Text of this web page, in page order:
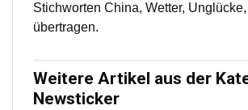
Stichworten China, Wetter,
übertragen.
Weitere Artikel aus der
Newsticker